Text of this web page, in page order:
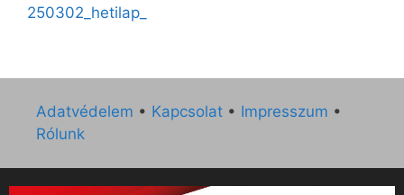
250302_hetilap_
Adatvédelem • Kapcsolat • Impresszum •
Rólunk